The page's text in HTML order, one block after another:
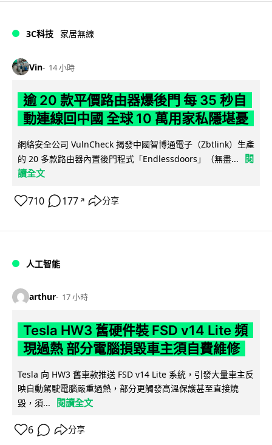
3C科技 家居無線
Vin 14 小時
逾 20 款平價路由器爆後門 每 35 秒自
動連線回中國 全球 10 萬用家私隱堪憂
網絡安全公司 VulnCheck 揭發中國智博通電子（Zbtlink）生產
的 20 多款路由器內置後門程式「Endlessdoors」（無盡...
閱
讀全文
710 177 ↗ 分享
人工智能
arthur 17 小時
Tesla HW3 舊硬件裝 FSD v14 Lite 頻
現過熱 部分電腦損毀車主須自費維修
Tesla 向 HW3 舊車款推送 FSD v14 Lite 系統，引發大量車主反
映自動駕駛電腦嚴重過熱，部分更觸發高溫保護甚至直接燒
毀，須...
閱讀全文
6 分享